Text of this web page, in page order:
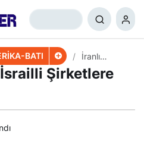
BATI
İranlı
Hackerlar,
İsrailli
Şirketlere
+ 0 Paylaş